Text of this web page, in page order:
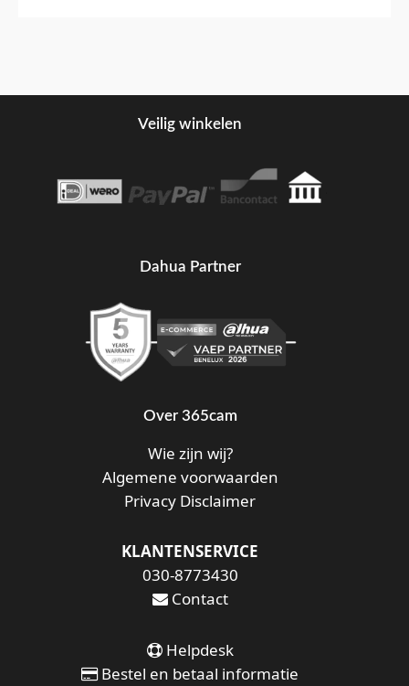
Veilig winkelen
Dahua Partner
Over 365cam
Wie zijn wij?
Algemene voorwaarden
Privacy Disclaimer
KLANTENSERVICE
030-8773430
Contact
Helpdesk
Bestel en betaal informatie